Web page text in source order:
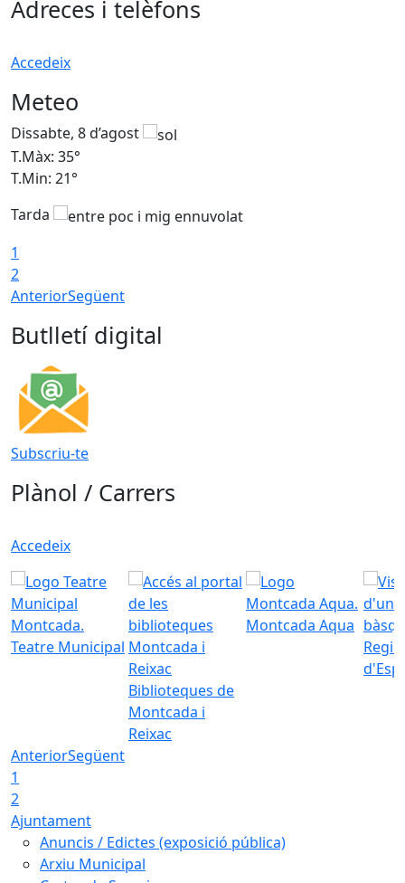
Adreces i telèfons
Accedeix
Meteo
Dissabte, 8 d’agost
T.Màx: 35°
T.Min: 21°
Tarda
1
2
AnteriorSegüent
Butlletí digital
Subscriu-te
Plànol / Carrers
Accedeix
Teatre Municipal
Biblioteques de
Montcada i
Reixac
Montcada Aqua
AnteriorSegüent
1
2
Ajuntament
Anuncis / Edictes (exposició pública)
Arxiu Municipal